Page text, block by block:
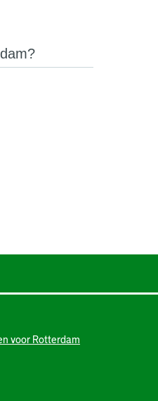
voor Rotterdam